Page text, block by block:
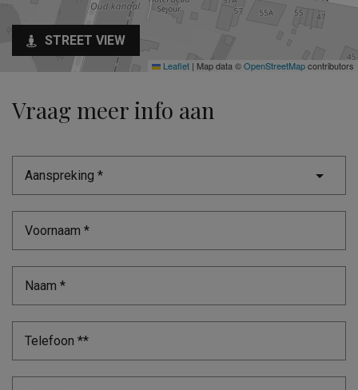
Leaflet | Map data ©OpenStreetMapcontributors
STREET VIEW
Vraag meer info aan
Aanspreking *